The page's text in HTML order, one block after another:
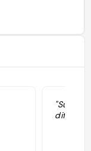
"Super